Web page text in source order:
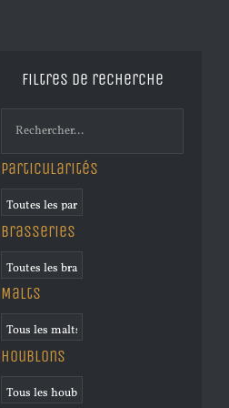
Filtres de recherche
Particularités
Brasseries
Malts
Houblons